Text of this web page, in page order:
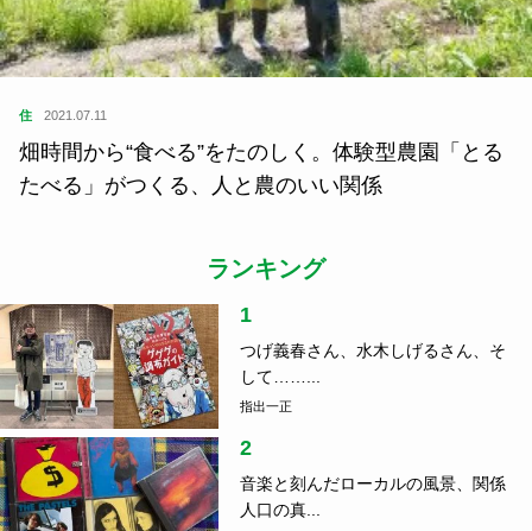
住 2021.07.11
畑時間から“食べる”をたのしく。体験型農園「とる
たべる」がつくる、人と農のいい関係
ランキング
1
つげ義春さん、水木しげるさん、そ
して……...
指出一正
2
音楽と刻んだローカルの風景、関係
人口の真...